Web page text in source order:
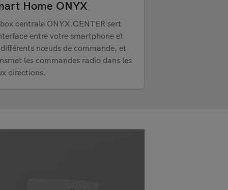
Home ONYX
centrale ONYX.CENTER sert
entre votre smartphone et
différents nœuds de commande, et
les commandes radio dans les
directions.